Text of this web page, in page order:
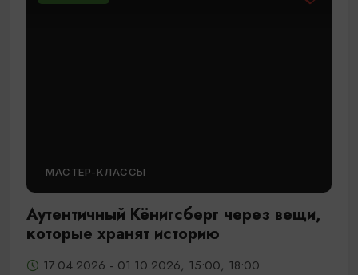
МАСТЕР-КЛАССЫ
Аутентичный Кёнигсберг через вещи,
которые хранят историю
17.04.2026 - 01.10.2026, 15:00, 18:00